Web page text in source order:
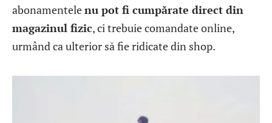
abonamentelenu pot fi cumpărate direct din
magazinul fizic, ci trebuie comandate online,
urmând ca ulterior să fie ridicate din shop.